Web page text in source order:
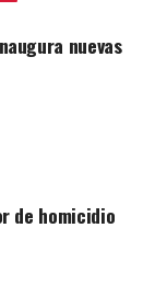
nuevas
de homicidio